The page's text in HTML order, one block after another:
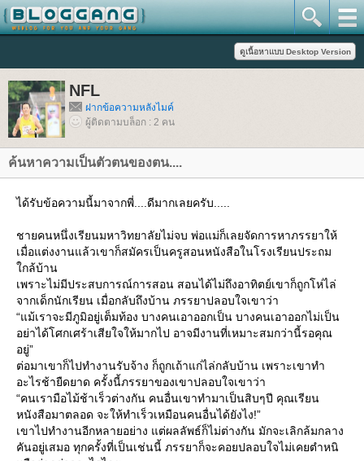
NFL
ฝากข้อความหลังไมค์
ผู้ติดตามบล็อก : 2 คน
ค้นหาความเป็นตัวตนของตน....
ได้รับข้อความนี้มาจากพี่....ดีมากเลยครับ.....
ชายคนหนึ่งเรียนมหาวิทยาลัยไม่จบ พ่อแม่ก็เลยจัดการหาภรรยาให้
เมื่อแต่งงานแล้วเขาก็สมัครเป็นครูสอนหนังสือในโรงเรียนประถม
กล้บ้าน
เพราะไม่มีประสบการณ์การสอน สอนได้ไม่ถึงอาทิตย์เขาก็ถูกโห่ไล่
จากเด็กนักเรียน เมื่อกลับถึงบ้าน ภรรยาปลอบใจเขาว่า
“แม้เราจะมีภูมิอยู่เต็มท้อง บางคนเอาออกเป็น บางคนเอาออกไม่เป็น
อย่าได้โศกเศร้าเสียใจให้มากไป อาจมีงานที่เหมาะสมกว่านี้รอคุณ
อยู่”
ต่อมาเขาก็ไปทำงานรับจ้าง ก็ถูกเถ้าแก่ไล่กลับบ้าน เพราะเขาทำ
อะไรช้ายืดยาด ครั้งนี้ภรรยาของเขาปลอบใจเขาว่า
“คนเรามือไม้ช้าเร็วต่างกัน คนอื่นเขาทำมาเป็นสิบๆปี คุณเรียน
หนังสือมาตลอด จะให้ทำเร็วเหมือนคนอื่นได้ยังไง!”
เขาไปทำงานอีกหลายอย่าง แต่ผลลัพธ์ก็ไม่ต่างกัน มักจะเลิกล้มกลาง
คันอยู่เสมอ ทุกครั้งที่เป็นเช่นนี้ ภรรยาก็จะคอยปลอบใจไม่เคยตำหนิ